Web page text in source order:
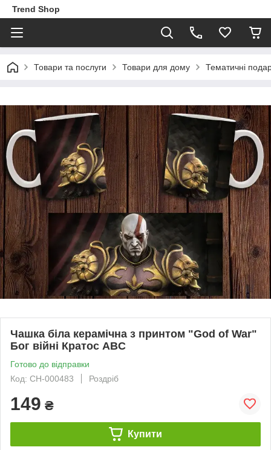
Trend Shop
Товари та послуги Товари для дому Тематичні
Чашка біла керамічна з принтом "God of War"
Бог війні Кратос ABC
Готово до відправки
Код: СH-000483
Роздріб
149 ₴
Купити